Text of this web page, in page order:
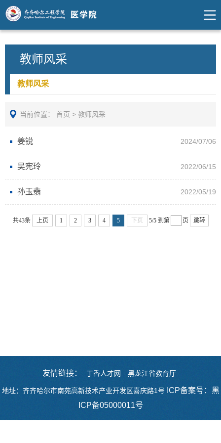
教师风采
教师风采
当前位置： 首页 > 教师风采
姜锐 2024/07/06
吴宪玲 2022/06/15
孙玉翡 2022/05/19
共43条 上页 1 2 3 4 5 下页 5/5 到第 页 跳转
友情链接： 丁香人才网 黑龙江省教育厅
地址：齐齐哈尔市南苑高新技术产业开发区喜庆路1号 ICP备案号：黑
ICP备05000011号